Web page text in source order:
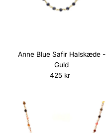
Anne Blue Safir Halskæde -
Guld
Normalpris
425 kr